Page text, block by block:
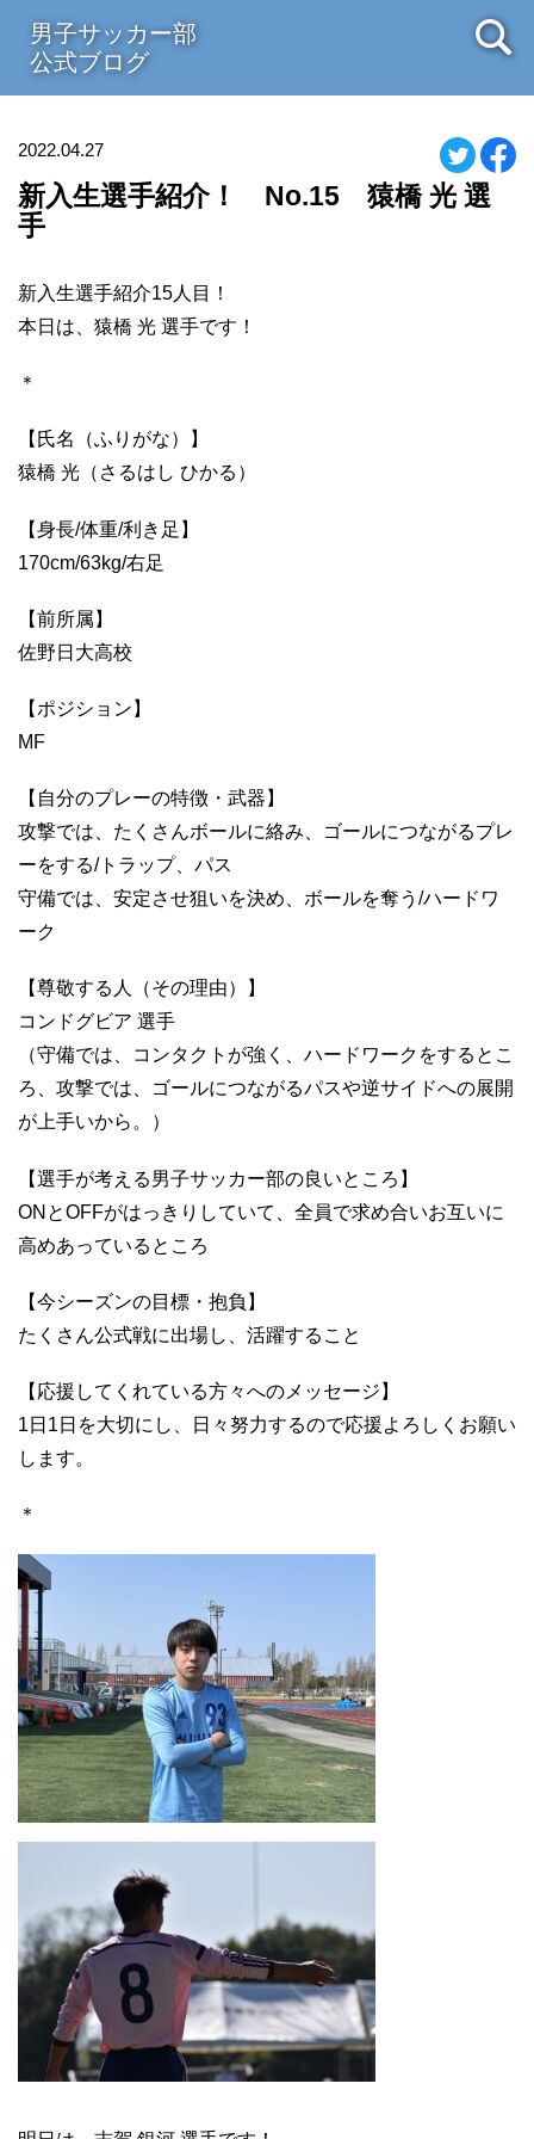
男子サッカー部
公式ブログ
2022.04.27
新入生選手紹介！ No.15 猿橋 光 選
手
新入生選手紹介15人目！
本日は、猿橋 光 選手です！
＊
【氏名（ふりがな）】
猿橋 光（さるはし ひかる）
【身長/体重/利き足】
170cm/63kg/右足
【前所属】
佐野日大高校
【ポジション】
MF
【自分のプレーの特徴・武器】
攻撃では、たくさんボールに絡み、ゴールにつながるプレ
ーをする/トラップ、パス
守備では、安定させ狙いを決め、ボールを奪う/ハードワ
ーク
【尊敬する人（その理由）】
コンドグビア 選手
（守備では、コンタクトが強く、ハードワークをするとこ
ろ、攻撃では、ゴールにつながるパスや逆サイドへの展開
が上手いから。）
【選手が考える男子サッカー部の良いところ】
ONとOFFがはっきりしていて、全員で求め合いお互いに
高めあっているところ
【今シーズンの目標・抱負】
たくさん公式戦に出場し、活躍すること
【応援してくれている方々へのメッセージ】
1日1日を大切にし、日々努力するので応援よろしくお願い
します。
＊